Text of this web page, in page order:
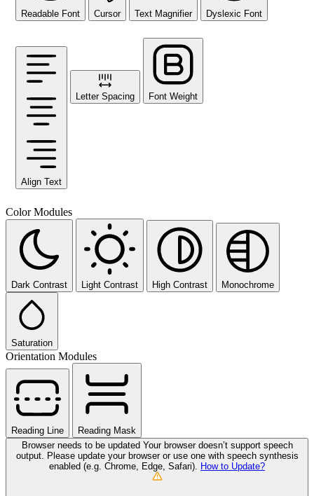
Readable Font Cursor Text Magnifier Dyslexic Font
Align Text
Letter Spacing Font Weight
Color Modules
Dark Contrast Light Contrast High Contrast Monochrome
Saturation
Orientation Modules
Reading Line
Reading Mask
Browser needs to be updated Your browser doesn’t support speech
output. Please update your browser or use one with speech synthesis
enabled (e.g. Chrome, Edge, Safari). How to Update?